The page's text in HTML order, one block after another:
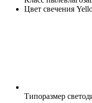
Цвет свечения
Типоразмер